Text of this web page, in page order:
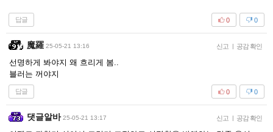
답글 0
0
魔羅 25-05-21 13:16 신고 공감 확인
선명하게 봐야지 왜 흐리게 봄..
블러는 꺼야지
답글 0
0
댓글알바 25-05-21 13:17 신고 공감 확인